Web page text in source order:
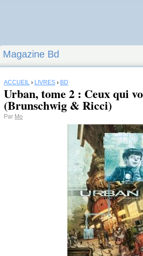
Magazine Bd
ACCUEIL › LIVRES › BD
Urban, tome 2 : Ceux qui
(Brunschwig & Ricci)
Par Mo